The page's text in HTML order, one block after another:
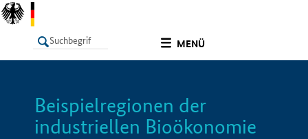
MENÜ
LISTE
Beispielregionen der
industriellen Bioökonomie